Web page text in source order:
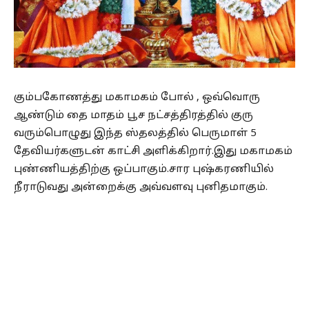
கும்பகோணத்து மகாமகம் போல் , ஒவ்வொரு
ஆண்டும் தை மாதம் பூச நட்சத்திரத்தில் குரு
வரும்பொழுது இந்த ஸ்தலத்தில் பெருமாள் 5
தேவியர்களுடன் காட்சி அளிக்கிறார்.இது மகாமகம்
புண்ணியத்திற்கு ஒப்பாகும்.சார புஷ்கரணியில்
நீராடுவது அன்றைக்கு அவ்வளவு புனிதமாகும்.